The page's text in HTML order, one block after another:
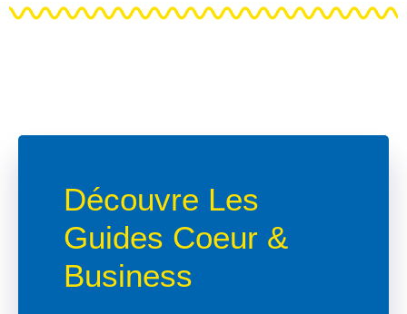
Découvre Les
Guides Coeur &
Business